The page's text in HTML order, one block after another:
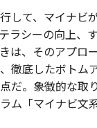
して、マイナビ
ラシーの向上、
は、そのアプロ
徹底したボトム
だ。象徴的な取
ム「マイナビ文